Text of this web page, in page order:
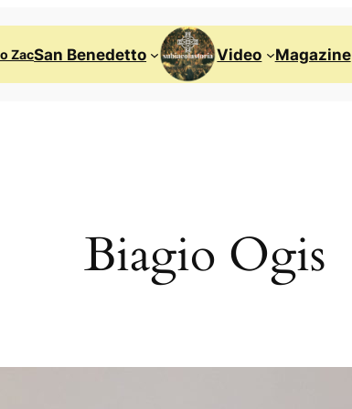
ZacSan Benedetto Video Magazine
Biagio Ogis